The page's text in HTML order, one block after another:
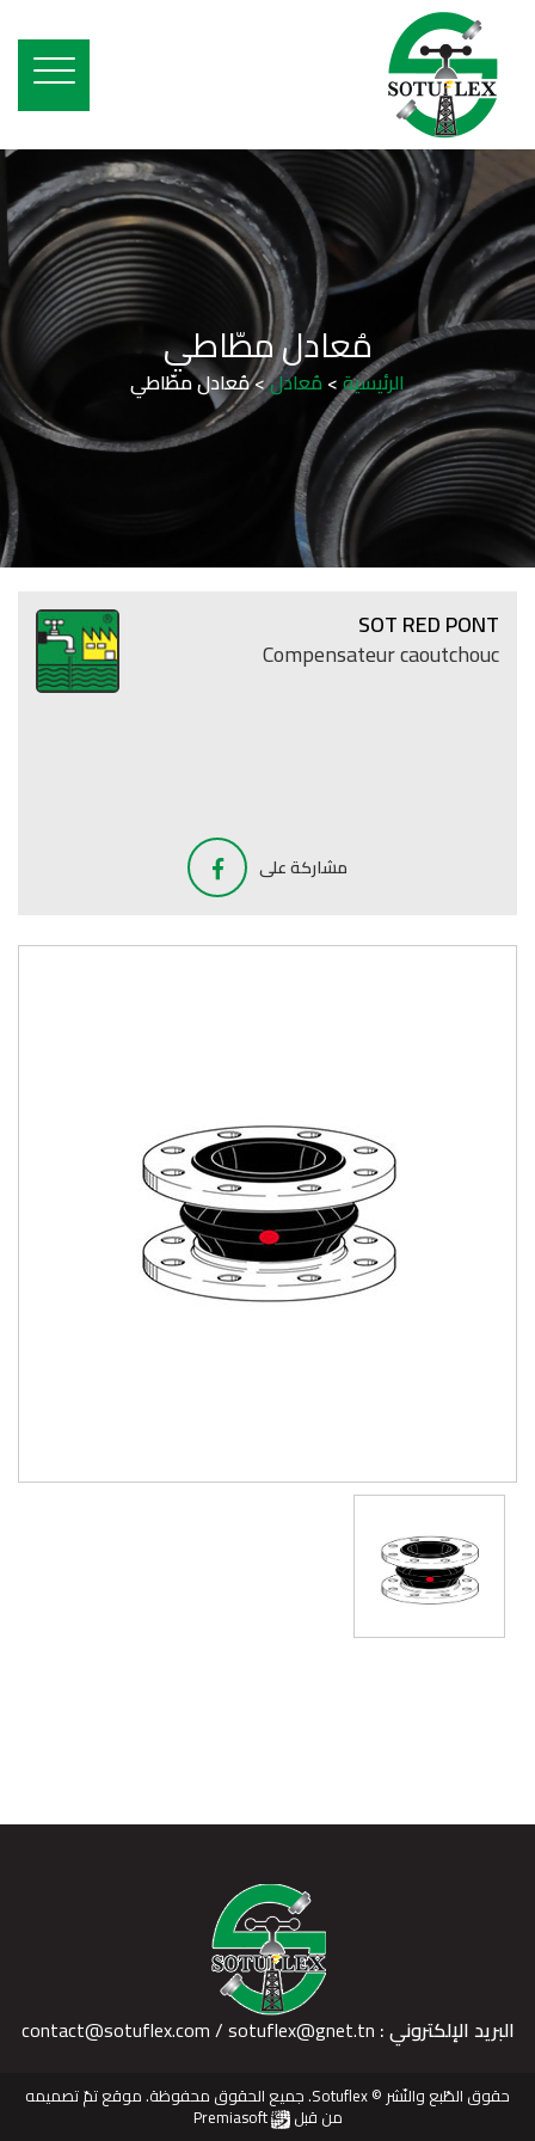
مُعادل مطّاطي
الرئيسية> مُعادل>مُعادل مطّاطي
SOT RED PONT
Compensateur caoutchouc
مشاركة على
البريد الإلكتروني :
حقوق الطّبع والنّشر © Sotuflex. جميع الحقوق محفوظة. موقع تمّ تصميمه
من قبل Premiasoft